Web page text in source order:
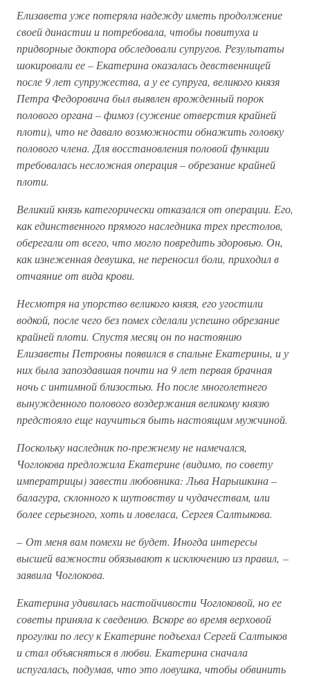
Елизавета уже потеряла надежду иметь продолжение
своей династии и потребовала, чтобы повитуха и
придворные доктора обследовали супругов. Результаты
шокировали ее – Екатерина оказалась девственницей
после 9 лет супружества, а у ее супруга, великого князя
Петра Федоровича был выявлен врожденный порок
полового органа – фимоз (сужение отверстия крайней
плоти), что не давало возможности обнажить головку
полового члена. Для восстановления половой функции
требовалась несложная операция – обрезание крайней
плоти.
Великий князь категорически отказался от операции. Его,
как единственного прямого наследника трех престолов,
оберегали от всего, что могло повредить здоровью. Он,
как изнеженная девушка, не переносил боли, приходил в
отчаяние от вида крови.
Несмотря на упорство великого князя, его угостили
водкой, после чего без помех сделали успешно обрезание
крайней плоти. Спустя месяц он по настоянию
Елизаветы Петровны появился в спальне Екатерины, и у
них была запоздавшая почти на 9 лет первая брачная
ночь с интимной близостью. Но после многолетнего
вынужденного полового воздержания великому князю
предстояло еще научиться быть настоящим мужчиной.
Поскольку наследник по-прежнему не намечался,
Чоглокова предложила Екатерине (видимо, по совету
императрицы) завести любовника: Льва Нарышкина –
балагура, склонного к шутовству и чудачествам, или
более серьезного, хоть и ловеласа, Сергея Салтыкова.
– От меня вам помехи не будет. Иногда интересы
высшей важности обязывают к исключению из правил, –
заявила Чоглокова.
Екатерина удивилась настойчивости Чоглоковой, но ее
советы приняла к сведению. Вскоре во время верховой
прогулки по лесу к Екатерине подъехал Сергей Салтыков
и стал объясняться в любви. Екатерина сначала
испугалась, подумав, что это ловушка, чтобы обвинить